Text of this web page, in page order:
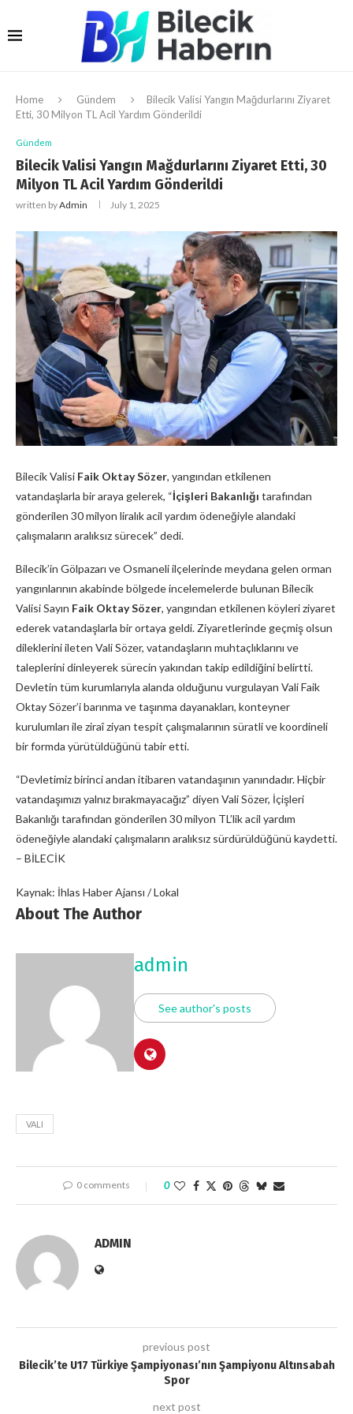
Home Gündem
Bilecik Valisi Yangın Mağdurlarını Ziyaret
Etti, 30 Milyon TL Acil Yardım Gönderildi
Gündem
Bilecik Valisi Yangın Mağdurlarını Ziyaret Etti, 30
Milyon TL Acil Yardım Gönderildi
written byAdmin July 1, 2025
Bilecik Valisi Faik Oktay Sözer, yangından etkilenen
vatandaşlarla bir araya gelerek, “İçişleri Bakanlığı tarafından
gönderilen 30 milyon liralık acil yardım ödeneğiyle alandaki
çalışmaların aralıksız sürecek” dedi.
Bilecik’in Gölpazarı ve Osmaneli ilçelerinde meydana gelen orman
yangınlarının akabinde bölgede incelemelerde bulunan Bilecik
Valisi Sayın Faik Oktay Sözer, yangından etkilenen köyleri ziyaret
ederek vatandaşlarla bir ortaya geldi. Ziyaretlerinde geçmiş olsun
dileklerini ileten Vali Sözer, vatandaşların muhtaçlıklarını ve
taleplerini dinleyerek sürecin yakından takip edildiğini belirtti.
Devletin tüm kurumlarıyla alanda olduğunu vurgulayan Vali Faik
Oktay Sözer’i barınma ve taşınma dayanakları, konteyner
kurulumları ile ziraî ziyan tespit çalışmalarının süratli ve koordineli
bir formda yürütüldüğünü tabir etti.
“Devletimiz birinci andan itibaren vatandaşının yanındadır. Hiçbir
vatandaşımızı yalnız bırakmayacağız” diyen Vali Sözer, İçişleri
Bakanlığı tarafından gönderilen 30 milyon TL’lik acil yardım
ödeneğiyle alandaki çalışmaların aralıksız sürdürüldüğünü kaydetti.
– BİLECİK
Kaynak: İhlas Haber Ajansı / Lokal
About The Author
admin
See author's posts
VALI
0 comments 0
ADMIN
previous post
Bilecik’te U17 Türkiye Şampiyonası’nın Şampiyonu Altınsabah
Spor
next post